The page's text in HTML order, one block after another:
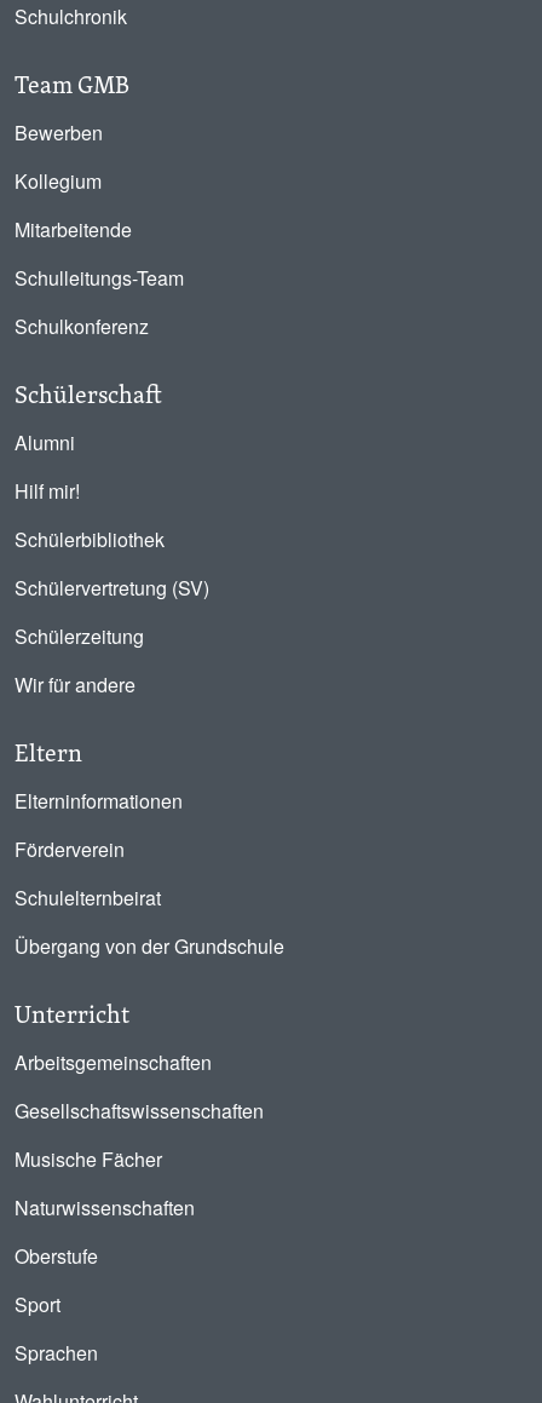
Schulchronik
Team GMB
Bewerben
Kollegium
Mitarbeitende
Schulleitungs-Team
Schulkonferenz
Schülerschaft
Alumni
Hilf mir!
Schülerbibliothek
Schülervertretung (SV)
Schülerzeitung
Wir für andere
Eltern
Elterninformationen
Förderverein
Schulelternbeirat
Übergang von der Grundschule
Unterricht
Arbeitsgemeinschaften
Gesellschaftswissenschaften
Musische Fächer
Naturwissenschaften
Oberstufe
Sport
Sprachen